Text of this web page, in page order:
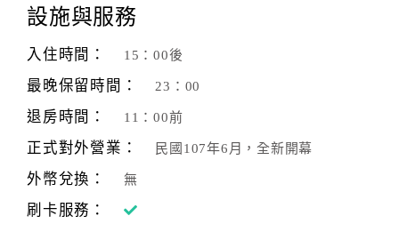
設施與服務
入住時間： 15：00後
最晚保留時間： 23：00
退房時間： 11：00前
正式對外營業： 民國107年6月，全新開幕
外幣兌換： 無
刷卡服務：